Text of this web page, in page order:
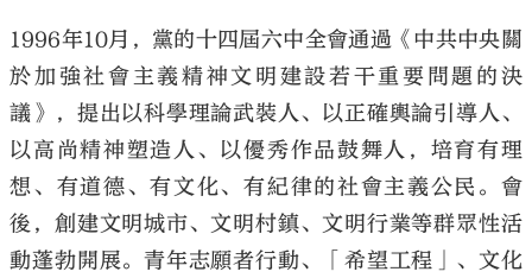
1996年10月，黨的十四屆六中全會通過《中共中央關
於加強社會主義精神文明建設若干重要問題的決
議》，提出以科學理論武裝人、以正確輿論引導人、
以高尚精神塑造人、以優秀作品鼓舞人，培育有理
想、有道德、有文化、有紀律的社會主義公民。會
後，創建文明城市、文明村鎮、文明行業等群眾性活
動蓬勃開展。青年志願者行動、「希望工程」、文化